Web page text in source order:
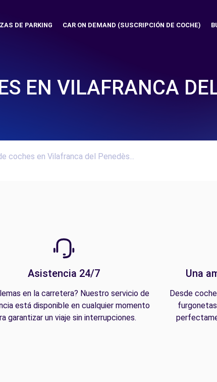
DE PARKING CAR ON DEMAND (SUSCRIPCIÓN DE COCHE)
EN VILAFRANCA
coches en Vilafranca del Penedès...
Asistencia 24/7
en la carretera? Nuestro servicio de
está disponible en cualquier momento
garantizar un viaje sin interrupciones.
Una
Desde